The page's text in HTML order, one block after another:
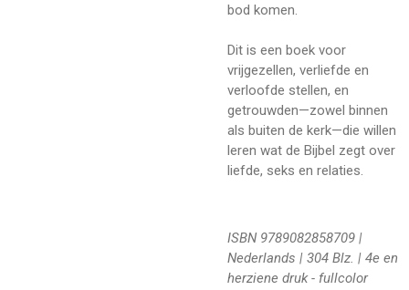
bod komen.
Dit is een boek voor
vrijgezellen, verliefde en
verloofde stellen, en
getrouwden—zowel binnen
als buiten de kerk—die willen
leren wat de Bijbel zegt over
liefde, seks en relaties.
ISBN 9789082858709 |
Nederlands | 304 Blz. | 4e en
herziene druk - fullcolor